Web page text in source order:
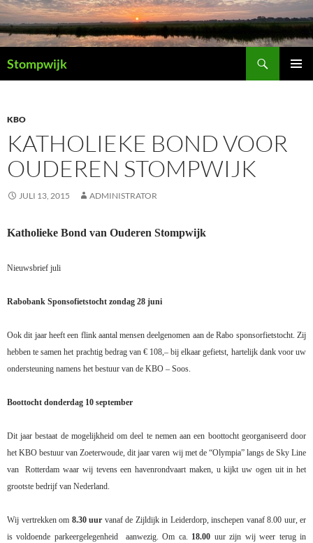
Ga
naar
de
inhoud
Stompwijk
KBO
KATHOLIEKE BOND VOOR
OUDEREN STOMPWIJK
JULI 13, 2015 ADMINISTRATOR
Katholieke Bond van Ouderen Stompwijk
Nieuwsbrief juli
Rabobank Sponsofietstocht zondag 28 juni
Ook dit jaar heeft een flink aantal mensen deelgenomen aan de Rabo sponsorfietstocht. Zij
hebben te samen het prachtig bedrag van € 108,– bij elkaar gefietst, hartelijk dank voor uw
ondersteuning namens het bestuur van de KBO – Soos.
Boottocht donderdag 10 september
Dit jaar bestaat de mogelijkheid om deel te nemen aan een boottocht georganiseerd door
het KBO bestuur van Zoeterwoude, dit jaar varen wij met de “Olympia” langs de Sky Line
van
Rotterdam waar wij tevens een havenrondvaart maken, u kijkt uw ogen uit in het
grootste bedrijf van Nederland.
Wij vertrekken om 8.30 uur vanaf de Zijldijk in Leiderdorp, inschepen vanaf 8.00 uur, er
is voldoende parkeergelegenheid
aanwezig. Om ca. 18.00 uur zijn wij weer terug in